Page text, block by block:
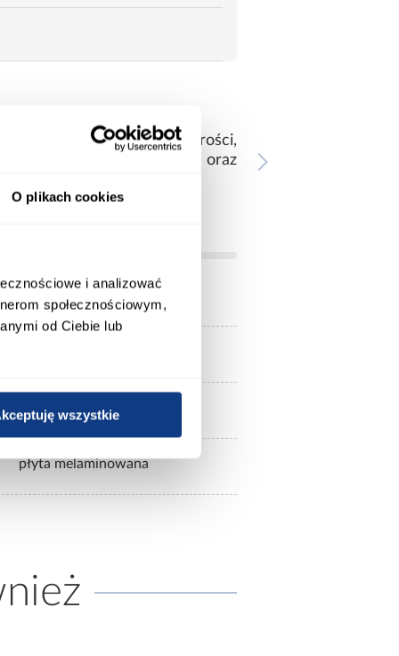
O plikach cookies
i analizować
społecznościowym,
od Ciebie lub
wszystkie
odcieniu szarości,
jakością wykonania oraz
uchwytów.
grey stone
płyta melaminowana